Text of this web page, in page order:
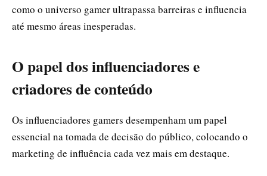
como o universo gamer ultrapassa barreiras e influencia
até mesmo áreas inesperadas.
O papel dos influenciadores e
criadores de conteúdo
Os influenciadores gamers desempenham um papel
essencial na tomada de decisão do público, colocando o
marketing de influência cada vez mais em destaque.